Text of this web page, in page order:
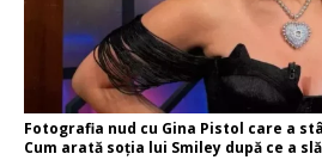
Fotografia nud cu Gina Pistol care a
Cum arată soția lui Smiley după ce a